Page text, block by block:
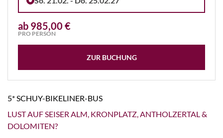
ab 985,00 €
PRO PERSON
ZUR BUCHUNG
5* SCHUY-BIKELINER-BUS
LUST AUF SEISER ALM, KRONPLATZ, ANTHOLZERTAL &
DOLOMITEN?